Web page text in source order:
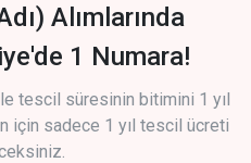
Alımlarında
1 Numara!
tescil süresinin bitimini 1 yıl
için sadece 1 yıl tescil ücreti